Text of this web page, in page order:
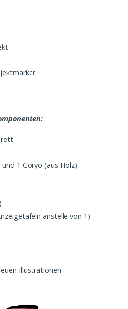
und 1 Goryō (aus Holz)
anstelle von 1)
Illustrationen